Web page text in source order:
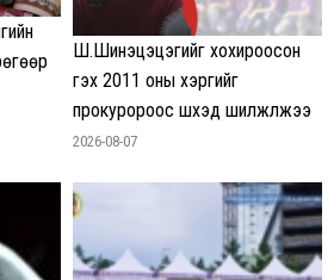
Ш.Шинэцэцэгийг хохироосон
гэх 2011 оны хэргийг
прокуророос шүүхэд шилжүүлжээ
2026-08-07